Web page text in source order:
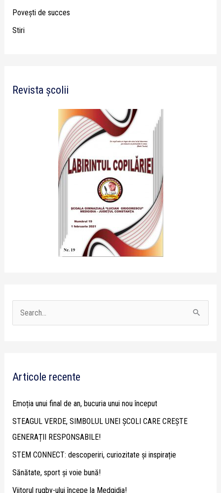
Poveşti de succes
Stiri
Revista școlii
c
o
r
:
Articole recente
Emoția unui final de an, bucuria unui nou început
STEAGUL VERDE, SIMBOLUL UNEI ȘCOLI CARE CREȘTE
GENERAȚII RESPONSABILE!
STEM CONNECT: descoperiri, curiozitate și inspirație
Sănătate, sport și voie bună!
Viitorul rugby-ului începe la Medgidia!